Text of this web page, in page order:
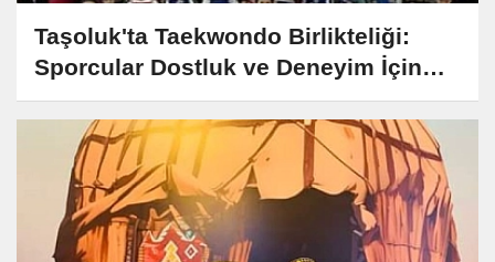
Taşoluk'ta Taekwondo Birlikteliği:
Sporcular Dostluk ve Deneyim İçin
Buluştu